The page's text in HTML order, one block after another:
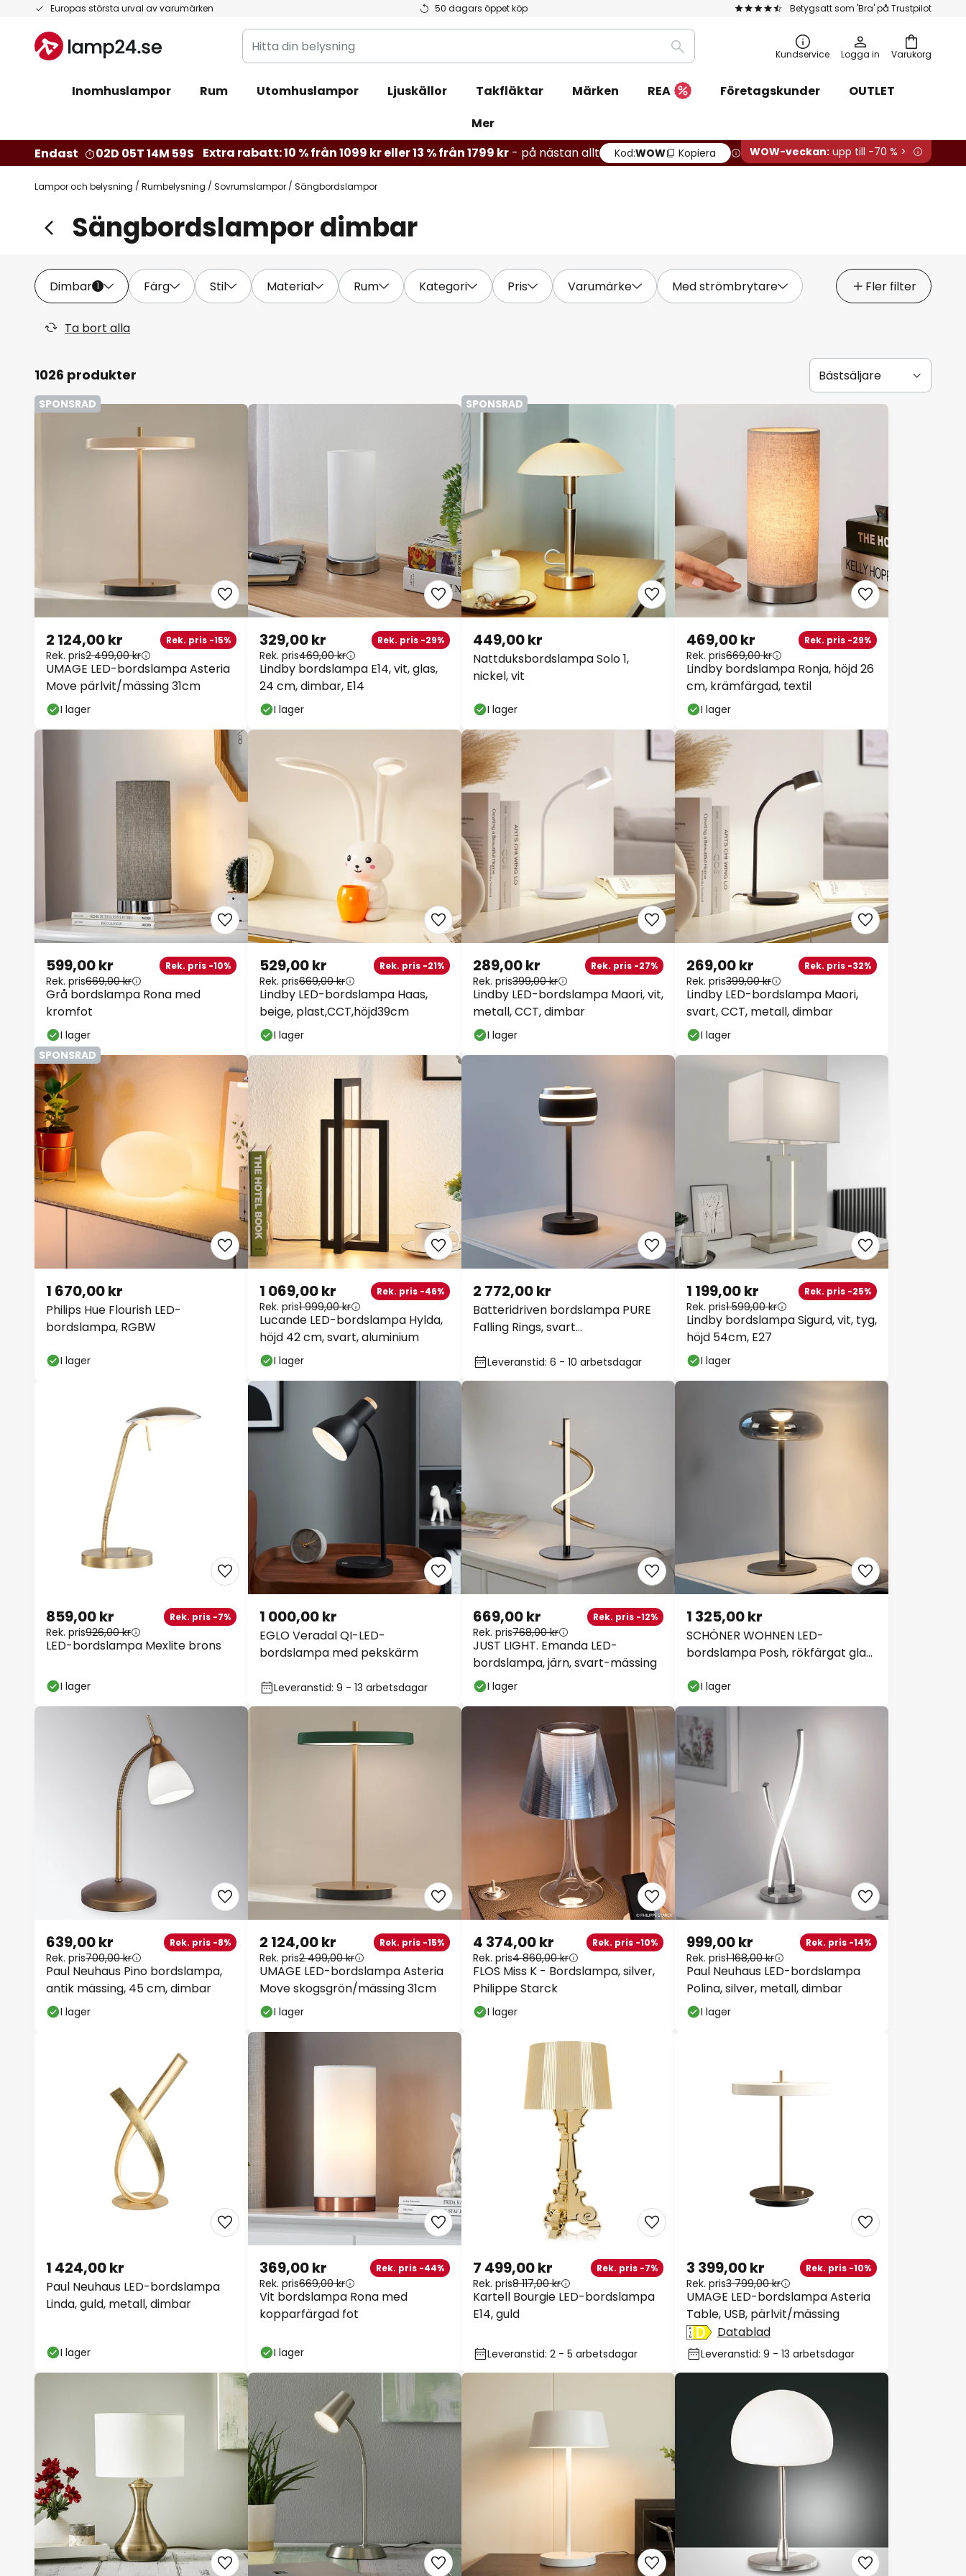
Europas största urval av varumärken 50 dagars öppet köp Betygsatt som 'Bra' på Trustpilot
Hoppa
innehållet
Varukorg
Hitta
din
Sök Kundservice Logga in
Inomhuslampor Rum Utomhuslampor Ljuskällor Takfläktar Märken REA Företagskunder
OUTLET
Mer
Endast
02D 05T 14M 58S Extra rabatt: 10 % från 1099 kr eller 13 % från 1799 kr - på nästan allt Kod:WOW Kopiera WOW-veckan: upp till -70 % >
Lampor och belysning Rumbelysning Sovrumslampor Sängbordslampor
Sängbordslampor dimbar
Dimbar 1 Färg Stil Material Rum Kategori Pris Varumärke Med strömbrytare Fler filter
Ta bort alla
1026 produkter
SPONSRAD
UMAGE LED-bordslampa Asteria
Move pärlvit/mässing 31cm
2 124,00 kr Rek. pris -15%
Rek. pris2 499,00 kr
I lager
Lindby bordslampa E14, vit, glas,
24 cm, dimbar, E14
329,00 kr Rek. pris -29%
Rek. pris469,00 kr
I lager
SPONSRAD
Nattduksbordslampa Solo 1,
nickel, vit
449,00 kr
I lager
Lindby bordslampa Ronja, höjd 26
cm, krämfärgad, textil
469,00 kr Rek. pris -29%
Rek. pris669,00 kr
I lager
Grå bordslampa Rona med
kromfot
599,00 kr Rek. pris -10%
Rek. pris669,00 kr
I lager
Lindby LED-bordslampa Haas,
beige, plast,CCT,höjd39cm
529,00 kr Rek. pris -21%
Rek. pris669,00 kr
I lager
Lindby LED-bordslampa Maori, vit,
metall, CCT, dimbar
289,00 kr Rek. pris -27%
Rek. pris399,00 kr
I lager
Lindby LED-bordslampa Maori,
svart, CCT, metall, dimbar
269,00 kr Rek. pris -32%
Rek. pris399,00 kr
I lager
SPONSRAD
Philips Hue Flourish LED-
bordslampa, RGBW
1 670,00 kr
I lager
Lucande LED-bordslampa Hylda,
höjd 42 cm, svart, aluminium
1 069,00 kr Rek. pris -46%
Rek. pris1 999,00 kr
I lager
Batteridriven bordslampa PURE
Falling Rings, svart
2 772,00 kr
Leveranstid: 6 - 10 arbetsdagar
Lindby bordslampa Sigurd, vit, tyg,
höjd 54cm, E27
1 199,00 kr Rek. pris -25%
Rek. pris1 599,00 kr
I lager
LED-bordslampa Mexlite brons
859,00 kr Rek. pris -7%
Rek. pris926,00 kr
I lager
EGLO Veradal QI-LED-
bordslampa med pekskärm
1 000,00 kr
Leveranstid: 9 - 13 arbetsdagar
JUST LIGHT. Emanda LED-
bordslampa, järn, svart-mässing
669,00 kr Rek. pris -12%
Rek. pris768,00 kr
I lager
SCHÖNER WOHNEN LED-
bordslampa Posh, rökfärgat glas,
1 325,00 kr
I lager
Paul Neuhaus Pino bordslampa,
antik mässing, 45 cm, dimbar
639,00 kr Rek. pris -8%
Rek. pris700,00 kr
I lager
UMAGE LED-bordslampa Asteria
Move skogsgrön/mässing 31cm
2 124,00 kr Rek. pris -15%
Rek. pris2 499,00 kr
I lager
FLOS Miss K - Bordslampa, silver,
Philippe Starck
4 374,00 kr Rek. pris -10%
Rek. pris4 860,00 kr
I lager
Paul Neuhaus LED-bordslampa
Polina, silver, metall, dimbar
999,00 kr Rek. pris -14%
Rek. pris1 168,00 kr
I lager
Paul Neuhaus LED-bordslampa
Linda, guld, metall, dimbar
1 424,00 kr
I lager
Vit bordslampa Rona med
kopparfärgad fot
369,00 kr Rek. pris -44%
Rek. pris669,00 kr
I lager
Kartell Bourgie LED-bordslampa
E14, guld
7 499,00 kr Rek. pris -7%
Rek. pris8 117,00 kr
Leveranstid: 2 - 5 arbetsdagar
UMAGE LED-bordslampa Asteria
Table, USB, pärlvit/mässing
3 399,00 kr Rek. pris -10%
Rek. pris3 799,00 kr
Datablad
Leveranstid: 9 - 13 arbetsdagar